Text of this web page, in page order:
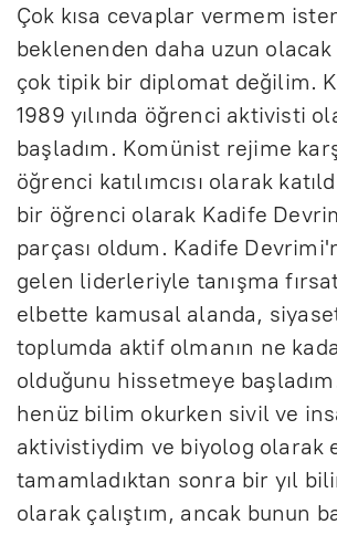
Çok kısa cevaplar vermem
beklenenden daha uzun olacak
çok tipik bir diplomat değilim.
1989 yılında öğrenci aktivisti
başladım. Komünist rejime
öğrenci katılımcısı olarak
bir öğrenci olarak Kadife
parçası oldum. Kadife
gelen liderleriyle tanışma
elbette kamusal alanda,
toplumda aktif olmanın ne
olduğunu hissetmeye
henüz bilim okurken sivil ve
aktivistiydim ve biyolog olarak
tamamladıktan sonra bir yıl
olarak çalıştım, ancak bunun